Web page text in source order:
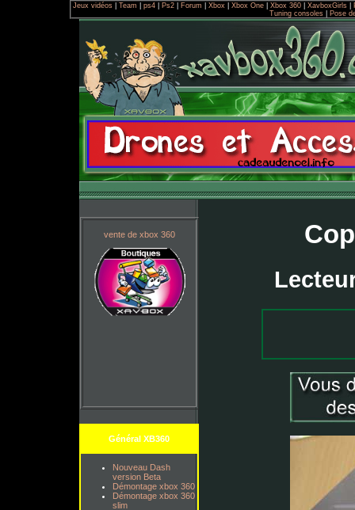
Jeux vidéos Team ps4 Ps2 Forum Xbox Xbox One Xbox 360 XavboxGirls
Tuning consoles| Pose
vente de xbox 360
Général XB360
Nouveau Dash
version Beta
Démontage xbox 360
Démontage xbox 360
slim